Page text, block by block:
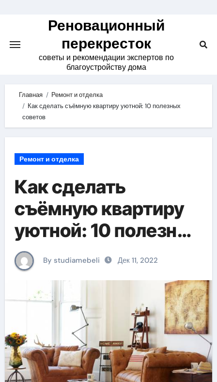
Реновационный
перекресток
советы и рекомендации экспертов по
благоустройству дома
Главная
Ремонт и отделка
Как сделать съёмную квартиру уютной: 10 полезных
советов
Ремонт и отделка
Как сделать
съёмную квартиру
уютной: 10 полезных
советов
By studiamebeli Дек 11, 2022